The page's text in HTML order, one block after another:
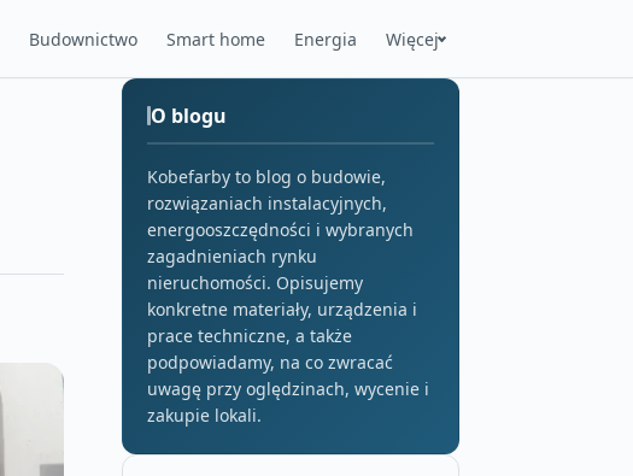
Budownictwo Smart home Energia Więcej
O blogu
Kobefarby to blog o budowie,
rozwiązaniach instalacyjnych,
energooszczędności i wybranych
zagadnieniach rynku
nieruchomości. Opisujemy
konkretne materiały, urządzenia i
prace techniczne, a także
podpowiadamy, na co zwracać
uwagę przy oględzinach, wycenie i
zakupie lokali.